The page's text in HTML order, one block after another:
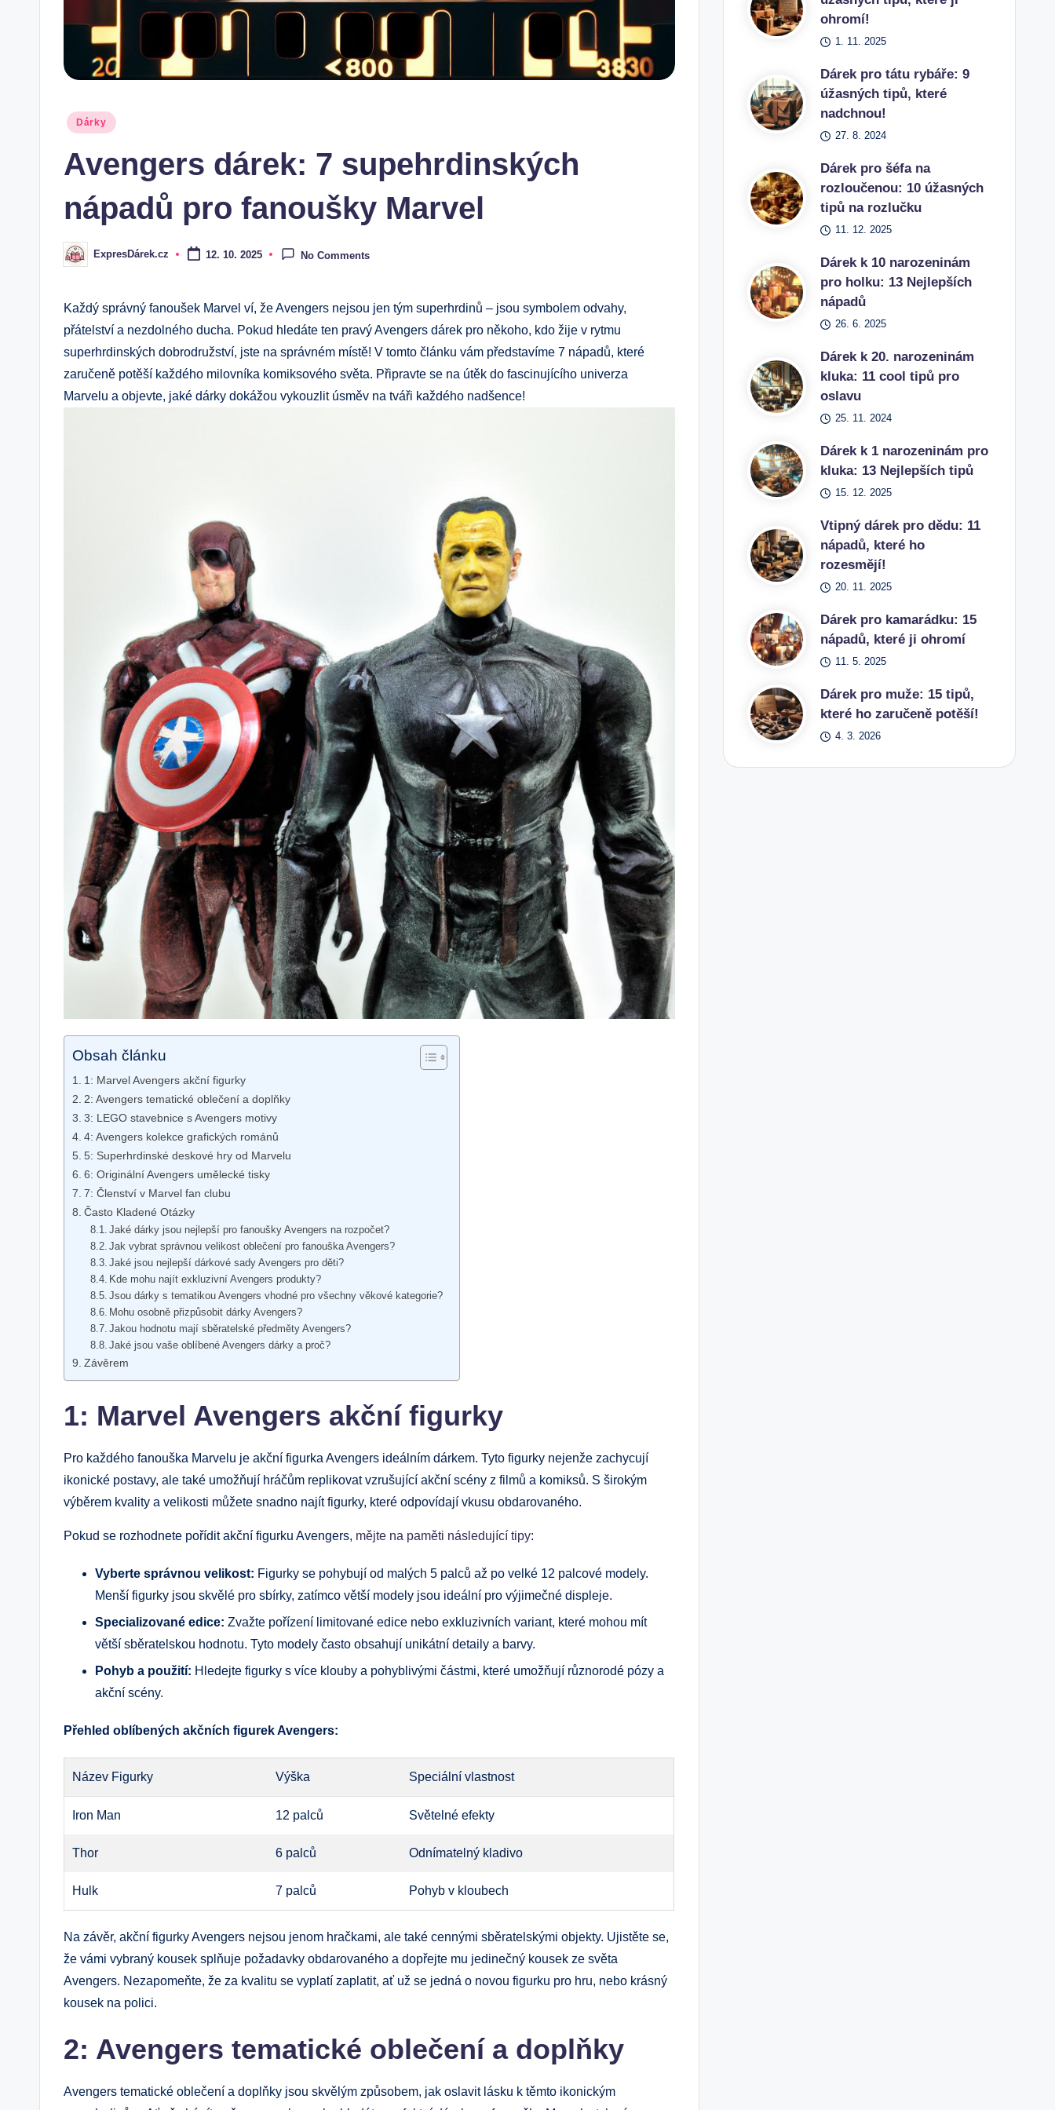
Posted
Dárky
Avengers dárek: 7 supehrdinských
nápadů pro fanoušky Marvel
Posted
by
ExpresDárek.cz 12. 10. 2025 No Comments
Každý správný fanoušek Marvel ví, že Avengers nejsou jen tým superhrdinů – jsou symbolem odvahy,
přátelství a nezdolného ducha. Pokud hledáte ten pravý Avengers dárek pro někoho, kdo žije v rytmu
superhrdinských dobrodružství, jste na správném místě! V tomto článku vám představíme 7 nápadů, které
zaručeně potěší každého milovníka komiksového světa. Připravte se na útěk do fascinujícího univerza
Marvelu a objevte, jaké dárky dokážou vykouzlit úsměv na tváři každého nadšence!
Obsah článku
1: Marvel Avengers akční figurky
2: Avengers tematické oblečení a doplňky
3: LEGO stavebnice s Avengers motivy
4: Avengers kolekce grafických románů
5: Superhrdinské deskové hry od Marvelu
6: Originální Avengers umělecké tisky
7: Členství v Marvel fan clubu
Často Kladené Otázky
Jaké dárky jsou nejlepší pro fanoušky Avengers na rozpočet?
Jak vybrat správnou velikost oblečení pro fanouška Avengers?
Jaké jsou nejlepší dárkové sady Avengers pro děti?
Kde mohu najít exkluzivní Avengers produkty?
Jsou dárky s tematikou Avengers vhodné pro všechny věkové kategorie?
Mohu osobně přizpůsobit dárky Avengers?
Jakou hodnotu mají sběratelské předměty Avengers?
Jaké jsou vaše oblíbené Avengers dárky a proč?
Závěrem
1: Marvel Avengers akční figurky
Pro každého fanouška Marvelu je akční figurka Avengers ideálním dárkem. Tyto figurky nejenže zachycují
ikonické postavy, ale také umožňují hráčům replikovat vzrušující akční scény z filmů a komiksů. S širokým
výběrem kvality a velikosti můžete snadno najít figurky, které odpovídají vkusu obdarovaného.
Pokud se rozhodnete pořídit akční figurku Avengers, mějte na paměti následující tipy:
Vyberte správnou velikost: Figurky se pohybují od malých 5 palců až po velké 12 palcové modely.
Menší figurky jsou skvělé pro sbírky, zatímco větší modely jsou ideální pro výjimečné displeje.
Specializované edice: Zvažte pořízení limitované edice nebo exkluzivních variant, které mohou mít
větší sběratelskou hodnotu. Tyto modely často obsahují unikátní detaily a barvy.
Pohyb a použití: Hledejte figurky s více klouby a pohyblivými částmi, které umožňují různorodé pózy a
akční scény.
Přehled oblíbených akčních figurek Avengers:
Název Figurky Výška Speciální vlastnost
Iron Man 12 palců Světelné efekty
Thor 6 palců Odnímatelný kladivo
Hulk 7 palců Pohyb v kloubech
Na závěr, akční figurky Avengers nejsou jenom hračkami, ale také cennými sběratelskými objekty. Ujistěte se,
že vámi vybraný kousek splňuje požadavky obdarovaného a dopřejte mu jedinečný kousek ze světa
Avengers. Nezapomeňte, že za kvalitu se vyplatí zaplatit, ať už se jedná o novou figurku pro hru, nebo krásný
kousek na polici.
2: Avengers tematické oblečení a doplňky
Avengers tematické oblečení a doplňky jsou skvělým způsobem, jak oslavit lásku k těmto ikonickým
ohromí!
1. 11. 2025
Dárek pro tátu rybáře: 9
úžasných tipů, které
nadchnou!
27. 8. 2024
Dárek pro šéfa na
rozloučenou: 10 úžasných
tipů na rozlučku
11. 12. 2025
Dárek k 10 narozeninám
pro holku: 13 Nejlepších
nápadů
26. 6. 2025
Dárek k 20. narozeninám
kluka: 11 cool tipů pro
oslavu
25. 11. 2024
Dárek k 1 narozeninám pro
kluka: 13 Nejlepších tipů
15. 12. 2025
Vtipný dárek pro dědu: 11
nápadů, které ho
rozesmějí!
20. 11. 2025
Dárek pro kamarádku: 15
nápadů, které ji ohromí
11. 5. 2025
Dárek pro muže: 15 tipů,
které ho zaručeně potěší!
4. 3. 2026